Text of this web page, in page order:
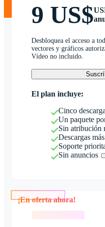
9 US$
Desbloquea el acceso a
vectores y gráficos
Vídeo no incluido.
El plan incluye:
Cinco
Un paquete
Sin atribución
Descargas
Soporte
Sin anuncios